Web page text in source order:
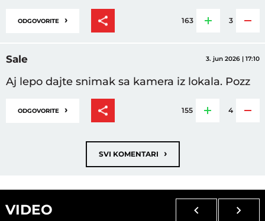
ODGOVORITE › 163 3
Sale 3. jun 2026 | 17:10
Aj lepo dajte snimak sa kamera iz lokala. Pozz
ODGOVORITE › 155 4
SVI KOMENTARI ›
VIDEO